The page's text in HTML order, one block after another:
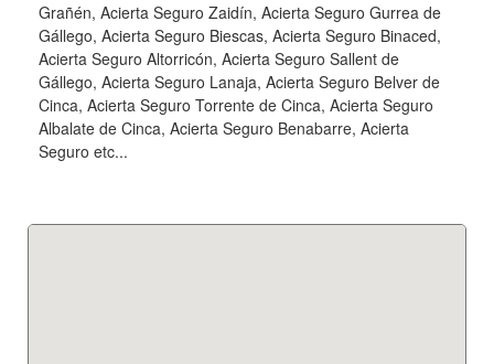
Grañén, Acierta Seguro Zaidín, Acierta Seguro Gurrea de
Gállego, Acierta Seguro Biescas, Acierta Seguro Binaced,
Acierta Seguro Altorricón, Acierta Seguro Sallent de
Gállego, Acierta Seguro Lanaja, Acierta Seguro Belver de
Cinca, Acierta Seguro Torrente de Cinca, Acierta Seguro
Albalate de Cinca, Acierta Seguro Benabarre, Acierta
Seguro etc...